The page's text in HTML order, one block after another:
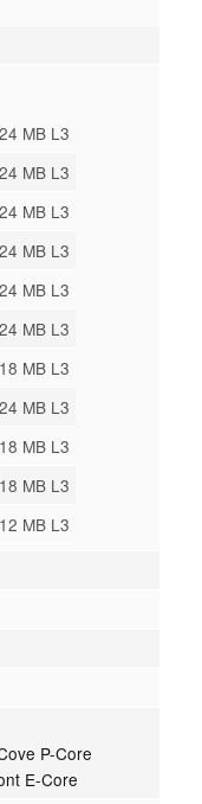
24 MB L3
24 MB L3
24 MB L3
24 MB L3
24 MB L3
24 MB L3
18 MB L3
24 MB L3
18 MB L3
18 MB L3
12 MB L3
P-Core
E-Core